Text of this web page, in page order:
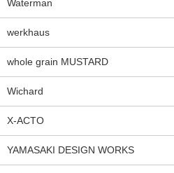
Waterman
werkhaus
whole grain MUSTARD
Wichard
X-ACTO
YAMASAKI DESIGN WORKS